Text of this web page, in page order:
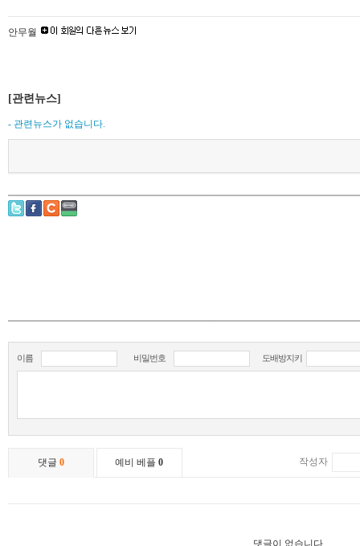
안무월
[관련뉴스]
- 관련뉴스가 없습니다.